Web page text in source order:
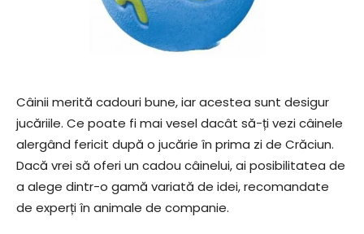
Câinii merită cadouri bune, iar acestea sunt desigur
jucăriile. Ce poate fi mai vesel dacât să-ți vezi câinele
alergând fericit după o jucărie în prima zi de Crăciun.
Dacă vrei să oferi un cadou câinelui, ai posibilitatea de
a alege dintr-o gamă variată de idei, recomandate
de experți în animale de companie.